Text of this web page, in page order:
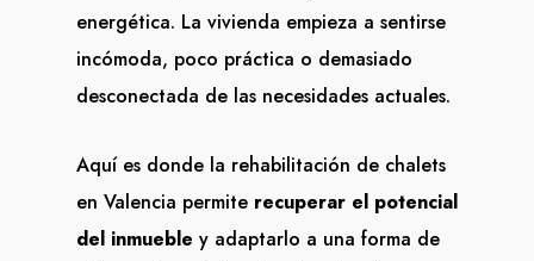
energética. La vivienda empieza a sentirse
incómoda, poco práctica o demasiado
desconectada de las necesidades actuales.
Aquí es donde la rehabilitación de chalets
en Valencia permite recuperar el potencial
del inmueble y adaptarlo a una forma de